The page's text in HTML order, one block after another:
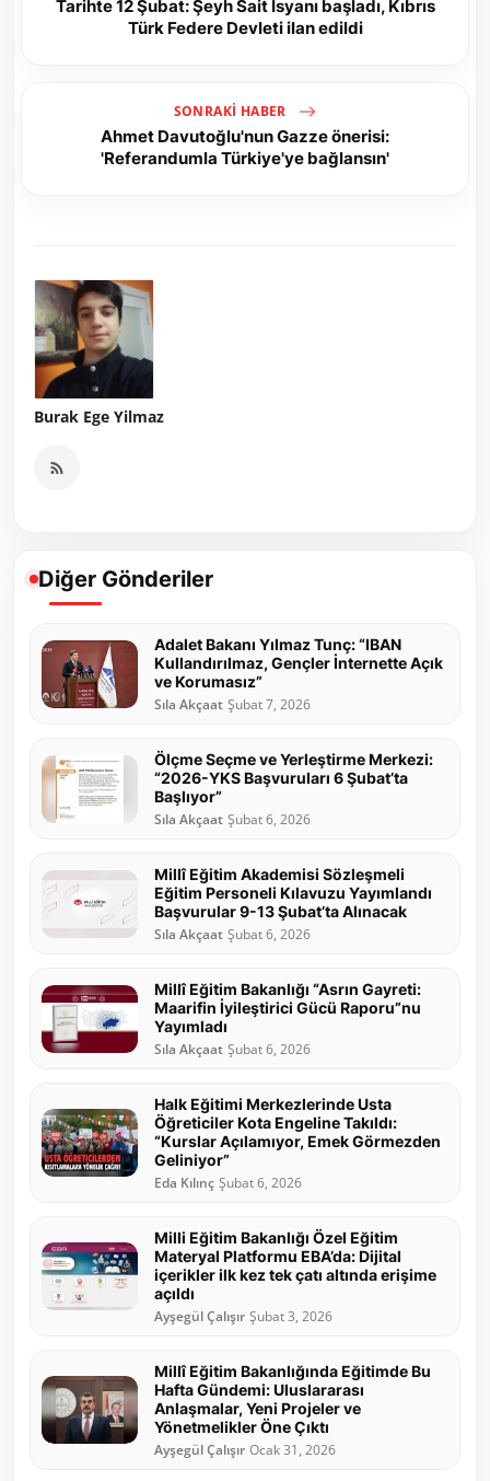
Tarihte 12 Şubat: Şeyh Sait İsyanı başladı, Kıbrıs
Türk Federe Devleti ilan edildi
SONRAKI HABER
Ahmet Davutoğlu'nun Gazze önerisi:
'Referandumla Türkiye'ye bağlansın'
Burak Ege Yilmaz
Diğer Gönderiler
Adalet Bakanı Yılmaz Tunç: “IBAN
Kullandırılmaz, Gençler İnternette Açık
ve Korumasız”
Sıla Akçaat Şubat 7, 2026
Ölçme Seçme ve Yerleştirme Merkezi:
“2026-YKS Başvuruları 6 Şubat’ta
Başlıyor”
Sıla Akçaat Şubat 6, 2026
Millî Eğitim Akademisi Sözleşmeli
Eğitim Personeli Kılavuzu Yayımlandı
Başvurular 9-13 Şubat’ta Alınacak
Sıla Akçaat Şubat 6, 2026
Millî Eğitim Bakanlığı “Asrın Gayreti:
Maarifin İyileştirici Gücü Raporu”nu
Yayımladı
Sıla Akçaat Şubat 6, 2026
Halk Eğitimi Merkezlerinde Usta
Öğreticiler Kota Engeline Takıldı:
“Kurslar Açılamıyor, Emek Görmezden
Geliniyor”
Eda Kılınç Şubat 6, 2026
Milli Eğitim Bakanlığı Özel Eğitim
Materyal Platformu EBA’da: Dijital
içerikler ilk kez tek çatı altında erişime
açıldı
Ayşegül Çalışır Şubat 3, 2026
Millî Eğitim Bakanlığında Eğitimde Bu
Hafta Gündemi: Uluslararası
Anlaşmalar, Yeni Projeler ve
Yönetmelikler Öne Çıktı
Ayşegül Çalışır Ocak 31, 2026